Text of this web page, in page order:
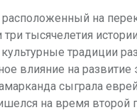
на
три тысячелетия
традиции
влияние на развитие
сыграла
на время второй